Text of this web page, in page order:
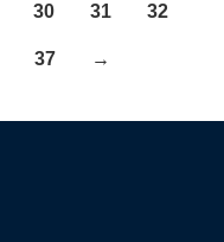
30 31 32
37 →